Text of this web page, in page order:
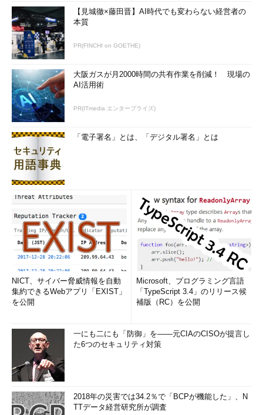
【見城徹×藤田晋】AI時代でも変わらない経営者の
本質
PR(FINCHI on GOETHE)
大阪ガスが月2000時間の共有作業を削減！ 現場の
AI活用術
PR(ITmedia エンタープライズ)
「電子署名」とは、「デジタル署名」とは
NICT、サイバー脅威情報を自動
集約できるWebアプリ「EXIST」
を公開
Microsoft、プログラミング言語
「TypeScript 3.4」のリリース候
補版（RC）を公開
一にも二にも「防御」を――元CIAのCISOが提言し
た6つのセキュリティ対策
2018年の災害では34.2％で「BCPが機能した」、N
TTデータ経営研究所が調査